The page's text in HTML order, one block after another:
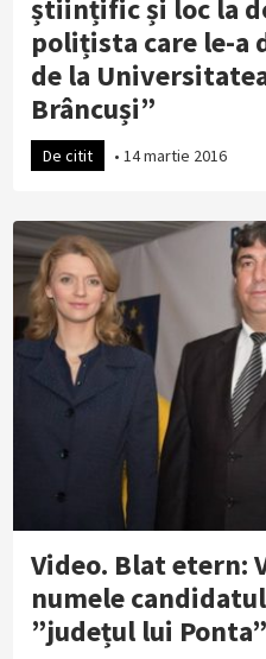
științific și loc la
polițista care le-a
de la
Brâncuși”
De citit • 14 martie 2016
Video. Blat etern:
numele
”județul lui